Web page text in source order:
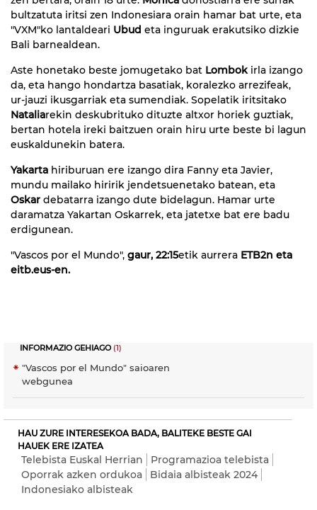
bultzatuta iritsi zen Indonesiara orain hamar bat urte, eta
"VXM"ko lantaldeari Ubud eta inguruak erakutsiko dizkie
Bali barnealdean.
Aste honetako beste jomugetako bat Lombokirla izango
da, eta hango hondartza basatiak, koralezko arrezifeak,
ur-jauzi ikusgarriak eta sumendiak. Sopelatik iritsitako
Nataliarekin deskubrituko dituzte altxor horiek guztiak,
bertan hotela ireki baitzuen orain hiru urte beste bi lagun
euskaldunekin batera.
Yakarta hiriburuan ere izango dira Fanny eta Javier,
mundu mailako hiririk jendetsuenetako batean, eta
Oskar debatarra izango dute bidelagun. Hamar urte
daramatza Yakartan Oskarrek, eta jatetxe bat ere badu
erdigunean.
"Vascos por el Mundo", gaur, 22:15etik aurrera ETB2n eta
eitb.eus-en.
INFORMAZIO GEHIAGO(1)
"Vascos por el Mundo" saioaren
webgunea
HAU ZURE INTERESEKOA BADA, BALITEKE BESTE GAI
HAUEK ERE IZATEA
Telebista Euskal Herrian
Programazioa telebista
Oporrak azken ordukoa
Bidaia albisteak 2024
Indonesiako albisteak